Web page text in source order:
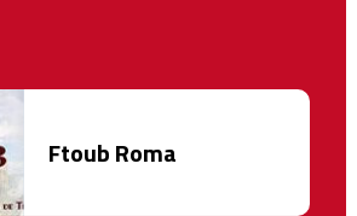
Ftoub Roma